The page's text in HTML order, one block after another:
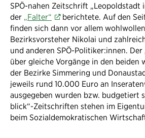
SPÖ-nahen Zeitschrift „Leopoldstadt
der „Falter“
berichtete. Auf den
finden sich dann vor allem
Bezirksvorsteher Nikolai und
und anderen SPÖ-Politiker:innen.
über gleiche Vorgänge in den beiden
der Bezirke Simmering und
jeweils rund 10.000 Euro an
ausgegeben wurden bzw. budgetiert
blick“-Zeitschriften stehen im
beim Sozialdemokratischen